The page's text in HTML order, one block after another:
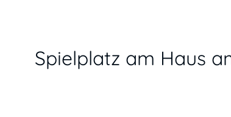
Spielplatz am Haus